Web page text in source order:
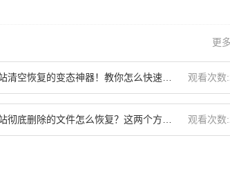
更
观看次数
观看次数